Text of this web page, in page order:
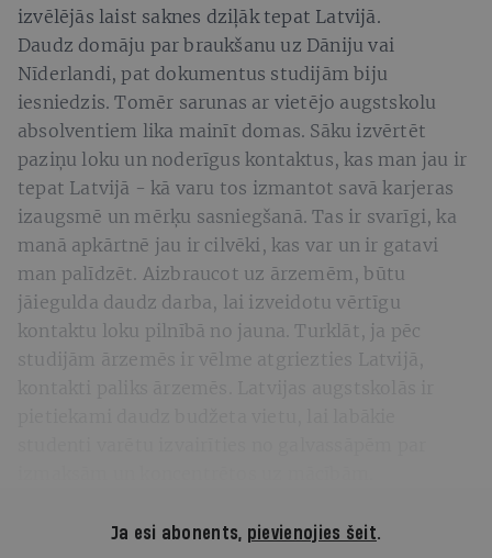
izvēlējās laist saknes dziļāk tepat Latvijā.
Daudz domāju par braukšanu uz Dāniju vai
Nīderlandi, pat dokumentus studijām biju
iesniedzis. Tomēr sarunas ar vietējo augstskolu
absolventiem lika mainīt domas. Sāku izvērtēt
paziņu loku un noderīgus kontaktus, kas man jau ir
tepat Latvijā - kā varu tos izmantot savā karjeras
izaugsmē un mērķu sasniegšanā. Tas ir svarīgi, ka
manā apkārtnē jau ir cilvēki, kas var un ir gatavi
man palīdzēt. Aizbraucot uz ārzemēm, būtu
jāiegulda daudz darba, lai izveidotu vērtīgu
kontaktu loku pilnībā no jauna. Turklāt, ja pēc
studijām ārzemēs ir vēlme atgriezties Latvijā,
Ja esi abonents, pievienojies šeit.